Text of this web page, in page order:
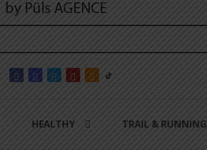
HEALTHY TRAIL & RUNNING